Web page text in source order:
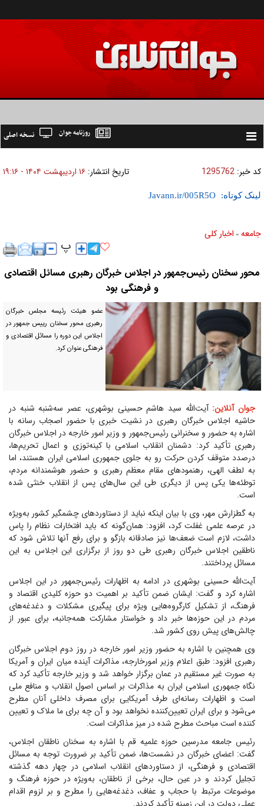
Toggle
نسخه اصلی روزنامه جوان
کد خبر: 1295762 تاریخ انتشار: ۱۶ ارديبهشت ۱۴۰۴ - ۱۹:۱۶
لینک کوتاه:
جامعه » اخبار كلی
محور سخنان رئیس‌جمهور در اجلاس خبرگان رهبری مسائل اقتصادی
و فرهنگی بود
عضو هیئت رئیسه مجلس خبرگان
رهبری محور سخنان رییس جمهور در
اجلاس این دوره را مسائل اقتصادی و
فرهنگی عنوان کرد.
جوان آنلاین: آیت‌الله سید هاشم حسینی بوشهری، عصر سه‌شنبه شنبه در
حاشیه اجلاس خبرگان رهبری در نشیت خبری با حضور اصجاب رسانه با
اشاره به حضور و سخنرانی رئیس‌جمهور و وزیر امور خارجه در اجلاس خبرگان
رهبری تأکید کرد: دشمنان انقلاب اسلامی با کینه‌توزی و اعمال تحریم‌ها،
درصدد متوقف کردن حرکت رو به جلوی جمهوری اسلامی ایران هستند، اما
به لطف الهی، رهنمود‌های مقام معظم رهبری و حضور هوشمندانه مردم،
توطئه‌ها یکی پس از دیگری طی این سال‌های پس از انقلاب خنثی شده
است.
به گطزارش مهر، وی با بیان اینکه نباید از دستاورد‌های چشمگیر کشور به‌ویژه
در عرصه علمی غفلت کرد، افزود: همان‌گونه که باید افتخارات نظام را پاس
داشت، لازم است ضعف‌ها نیز صادقانه بازگو و برای رفع آنها تلاش شود که
ناطقین اجلاس خبرگان رهبری طی دو روز از برگزاری این اجلاس به این
مسائل پرداختند.
آیت‌الله حسینی بوشهری در ادامه به اظهارات رئیس‌جمهور در این اجلاس
اشاره کرد و گفت: ایشان ضمن تأکید بر اهمیت دو حوزه کلیدی اقتصاد و
فرهنگ، از تشکیل کارگروه‌هایی ویژه برای پیگیری مشکلات و دغدغه‌های
مردم در این حوزه‌ها خبر داد و خواستار مشارکت همه‌جانبه، برای عبور از
چالش‌های پیش روی کشور شد.
وی همچنین با اشاره به حضور وزیر امور خارجه در روز دوم اجلاس خبرگان
رهبری افزود: طبق اعلام وزیر امورخارجه، مذاکرات آینده میان ایران و آمریکا
به صورت غیر مستقیم در عمان برگزار خواهد شد و وزیر خارجه تأکید کرد که
نگاه جمهوری اسلامی ایران به مذاکرات بر اساس اصول انقلاب و منافع ملی
است و اظهارات رسانه‌ای طرف آمریکایی برای مصرف داخلی آنان مطرح
می‌شود و برای ایران تعیین‌کننده نخواهد بود و آن چه برای ما ملاک و تعیین
کننده است مباحث مطرح شده در میز مذاکرات است.
رئیس جامعه مدرسین حوزه علمیه قم با اشاره به سخنان ناطقان اجلاس،
گفت: اعضای خبرگان در نشست‌ها، ضمن تأکید بر ضرورت توجه به مسائل
اقتصادی و فرهنگی، از دستاورد‌های انقلاب اسلامی در چهار دهه گذشته
تجلیل کردند و در عین حال، برخی از ناطقان، به‌ویژه در حوزه فرهنگ و
موضوعات مرتبط با حجاب و عفاف، دغدغه‌هایی را مطرح و بر لزوم اقدام